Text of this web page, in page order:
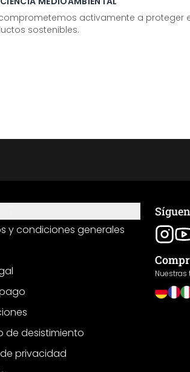
activamente a proteger
sostenibles.
y condiciones generales
de desistimiento
privacidad